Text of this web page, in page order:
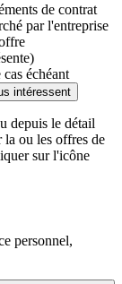
de contrat
par l'entreprise
échéant
intéressent
depuis le détail
la ou les offres de
sur l'icône
personnel,